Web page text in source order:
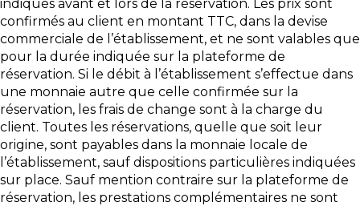
indiqués avant et lors de la réservation. Les prix sont
confirmés au client en montant TTC, dans la devise
commerciale de l’établissement, et ne sont valables que
pour la durée indiquée sur la plateforme de
réservation. Si le débit à l’établissement s’effectue dans
une monnaie autre que celle confirmée sur la
réservation, les frais de change sont à la charge du
client. Toutes les réservations, quelle que soit leur
origine, sont payables dans la monnaie locale de
l’établissement, sauf dispositions particulières indiquées
sur place. Sauf mention contraire sur la plateforme de
réservation, les prestations complémentaires ne sont